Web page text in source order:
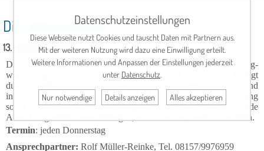
Die "Almwanderer"
13. November 2025
Die "Almwanderer" unternehmen leichtere bis mittelschwere Berg­
wander­ungen bis 600 Höhenmeter. Die Gehzeit be­trägt
durchschnittlich 4 Stun­den, natürlich unterbrochen von Pausen, und
in einem seniorengerechten Tempo. Eine gewisse Bergerfahrung
sowie Bergschuhe, Wanderstöcke und die ent­sprechende
Ausrüstung sollten Sie mitbrin­gen, wenn Sie mitwandern möchten.
Termin: jeden Donnerstag
Ansprechpartner: Rolf Müller-Reinke, Tel. 08157/9976959
Datenschutzeinstellungen
Diese Webseite nutzt Cookies und tauscht Daten mit Partnern aus.
Mit der weiteren Nutzung wird dazu eine Einwilligung erteilt.
Weitere Informationen und Anpassen der Einstellungen jederzeit
unter Datenschutz
Nur notwendige Details anzeigen Alles akzeptieren